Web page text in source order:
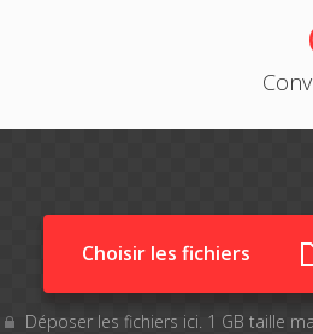
Choisir les fichiers
Déposer les fichiers ici. 1 GB taille